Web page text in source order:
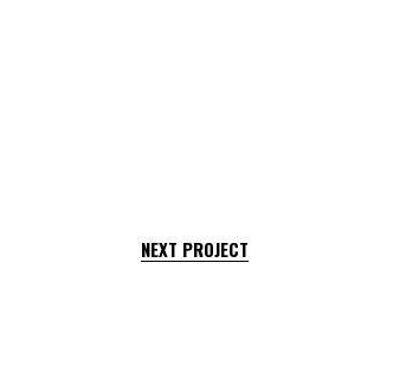
NEXT PROJECT